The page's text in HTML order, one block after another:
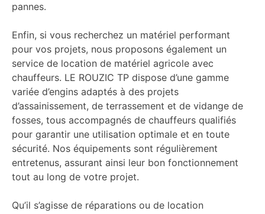
pannes.
Enfin, si vous recherchez un matériel performant
pour vos projets, nous proposons également un
service de location de matériel agricole avec
chauffeurs. LE ROUZIC TP dispose d’une gamme
variée d’engins adaptés à des projets
d’assainissement, de terrassement et de vidange de
fosses, tous accompagnés de chauffeurs qualifiés
pour garantir une utilisation optimale et en toute
sécurité. Nos équipements sont régulièrement
entretenus, assurant ainsi leur bon fonctionnement
tout au long de votre projet.
Qu’il s’agisse de réparations ou de location